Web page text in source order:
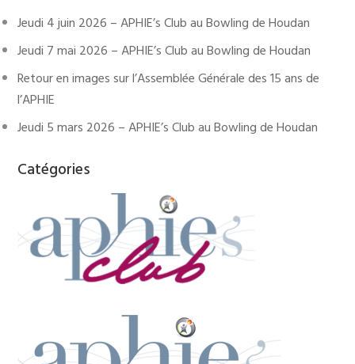
Jeudi 4 juin 2026 – APHIE’s Club au Bowling de Houdan
Jeudi 7 mai 2026 – APHIE’s Club au Bowling de Houdan
Retour en images sur l’Assemblée Générale des 15 ans de
l’APHIE
Jeudi 5 mars 2026 – APHIE’s Club au Bowling de Houdan
Catégories